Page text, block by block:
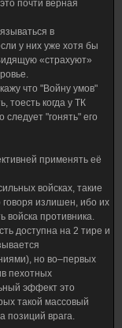
почти верная
в
у них уже хотя бы
«страхуют»
что "Войну умов"
тоесть когда у ТК
"гонять" его
применять её
войсках, такие
излишен, ибо их
войска противника.
доступна на 2 тире и
но во–первых
пехотных
эффект это
такой массовый
позиций врага.